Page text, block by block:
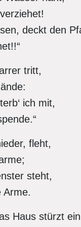
deckt den
tritt,
ich mit,
fleht,
steht,
Arme.
Haus stürzt